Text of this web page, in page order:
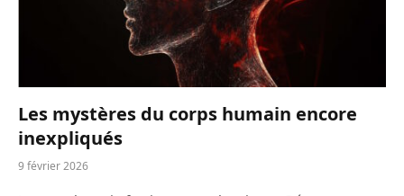
Les mystères du corps humain encore
inexpliqués
9 février 2026